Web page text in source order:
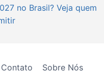
no Brasil? Veja quem
Contato Sobre Nós